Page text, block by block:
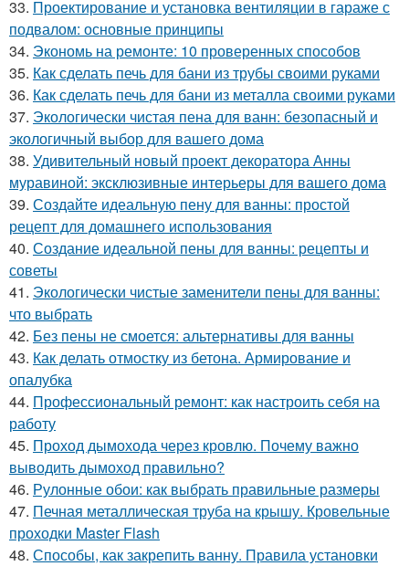
33. Проектирование и установка вентиляции в гараже с
подвалом: основные принципы
34. Экономь на ремонте: 10 проверенных способов
35. Как сделать печь для бани из трубы своими руками
36. Как сделать печь для бани из металла своими руками
37. Экологически чистая пена для ванн: безопасный и
экологичный выбор для вашего дома
38. Удивительный новый проект декоратора Анны
муравиной: эксклюзивные интерьеры для вашего дома
39. Создайте идеальную пену для ванны: простой
рецепт для домашнего использования
40. Создание идеальной пены для ванны: рецепты и
советы
41. Экологически чистые заменители пены для ванны:
что выбрать
42. Без пены не смоется: альтернативы для ванны
43. Как делать отмостку из бетона. Армирование и
опалубка
44. Профессиональный ремонт: как настроить себя на
работу
45. Проход дымохода через кровлю. Почему важно
выводить дымоход правильно?
46. Рулонные обои: как выбрать правильные размеры
47. Печная металлическая труба на крышу. Кровельные
проходки Master Flash
48. Способы, как закрепить ванну. Правила установки